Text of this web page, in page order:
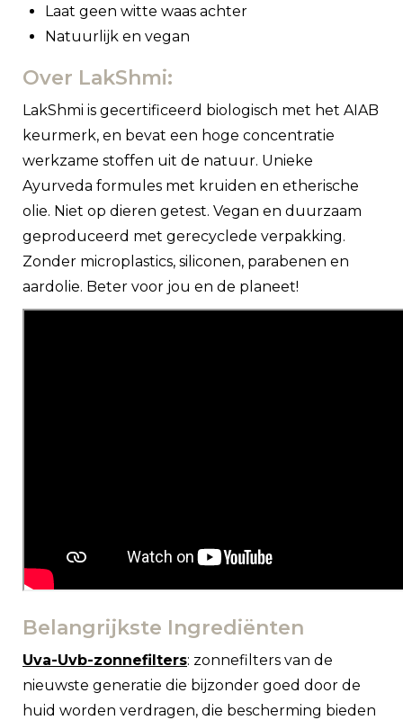
Laat geen witte waas achter
Natuurlijk en vegan
Over LakShmi:
LakShmi is gecertificeerd biologisch met het AIAB
keurmerk, en bevat een hoge concentratie
werkzame stoffen uit de natuur. Unieke
Ayurveda formules met kruiden en etherische
olie. Niet op dieren getest. Vegan en duurzaam
geproduceerd met gerecyclede verpakking.
Zonder microplastics, siliconen, parabenen en
aardolie. Beter voor jou en de planeet!
Belangrijkste Ingrediënten
Uva-Uvb-zonnefilters: zonnefilters van de
nieuwste generatie die bijzonder goed door de
huid worden verdragen, die bescherming bieden